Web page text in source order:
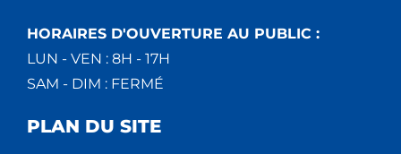
HORAIRES D'OUVERTURE AU PUBLIC :
LUN - VEN : 8H - 17H
SAM - DIM : FERMÉ
PLAN DU SITE